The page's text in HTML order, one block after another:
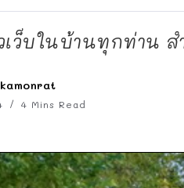
เว็บในบ้านทุกท่าน
4 Mins Read